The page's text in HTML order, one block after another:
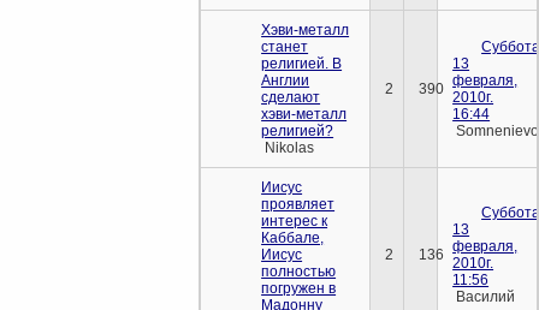
Хэви-металл
станет
религией. В
Англии
сделают
хэви-металл
религией?
Nikolas
2 390
13
февраля,
2010г.
16:44
Иисус
проявляет
интерес к
Каббале,
Иисус
полностью
погружен в
Мадонну
2 136
13
февраля,
2010г.
11:56
Василий